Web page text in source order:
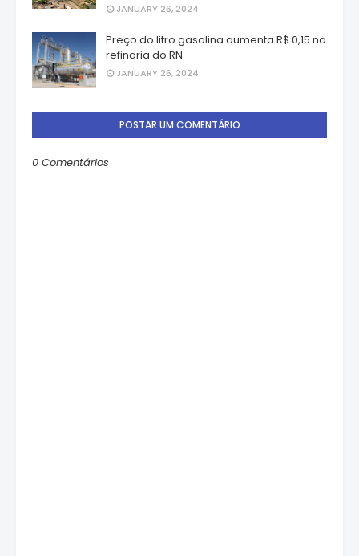
JANUARY 26, 2024
Preço do litro gasolina aumenta R$ 0,15 na
refinaria do RN
JANUARY 26, 2024
POSTAR UM COMENTÁRIO
0 Comentários